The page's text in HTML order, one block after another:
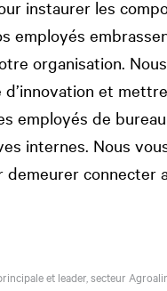
instaurer les
employés
organisation.
et
employés de
internes. Nous
demeurer connecter
et leader, secteur